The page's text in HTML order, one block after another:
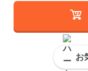
お